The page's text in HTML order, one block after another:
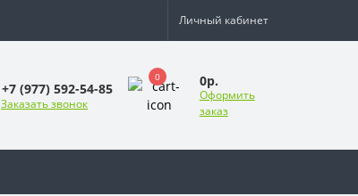
Личный кабинет
+7 (977) 592-54-85
Заказать звонок
0 0р.
Оформить
заказ